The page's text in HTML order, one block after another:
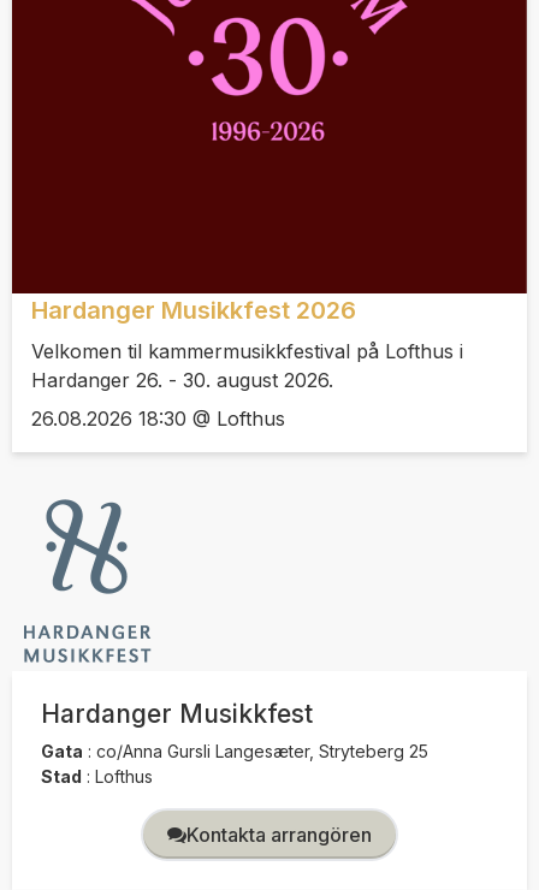
Hardanger Musikkfest 2026
Velkomen til kammermusikkfestival på Lofthus i
Hardanger 26. - 30. august 2026.
26.08.2026 18:30 @ Lofthus
Hardanger Musikkfest
Gata : co/Anna Gursli Langesæter, Stryteberg 25
Stad : Lofthus
Kontakta arrangören